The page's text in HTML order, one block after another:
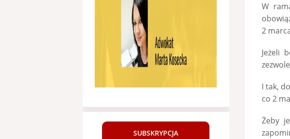
W
2
Jeżeli
I tak,
co 2
Żeby
SUBSKRYPCJA